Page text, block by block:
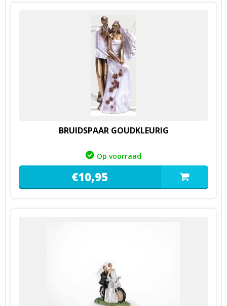
BRUIDSPAAR GOUDKLEURIG
Op voorraad
€10,95